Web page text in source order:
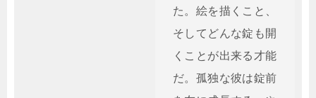
た。絵を描くこと、
そしてどんな錠も開
くことが出来る才能
だ。孤独な彼は錠前